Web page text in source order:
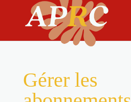
Gérer les